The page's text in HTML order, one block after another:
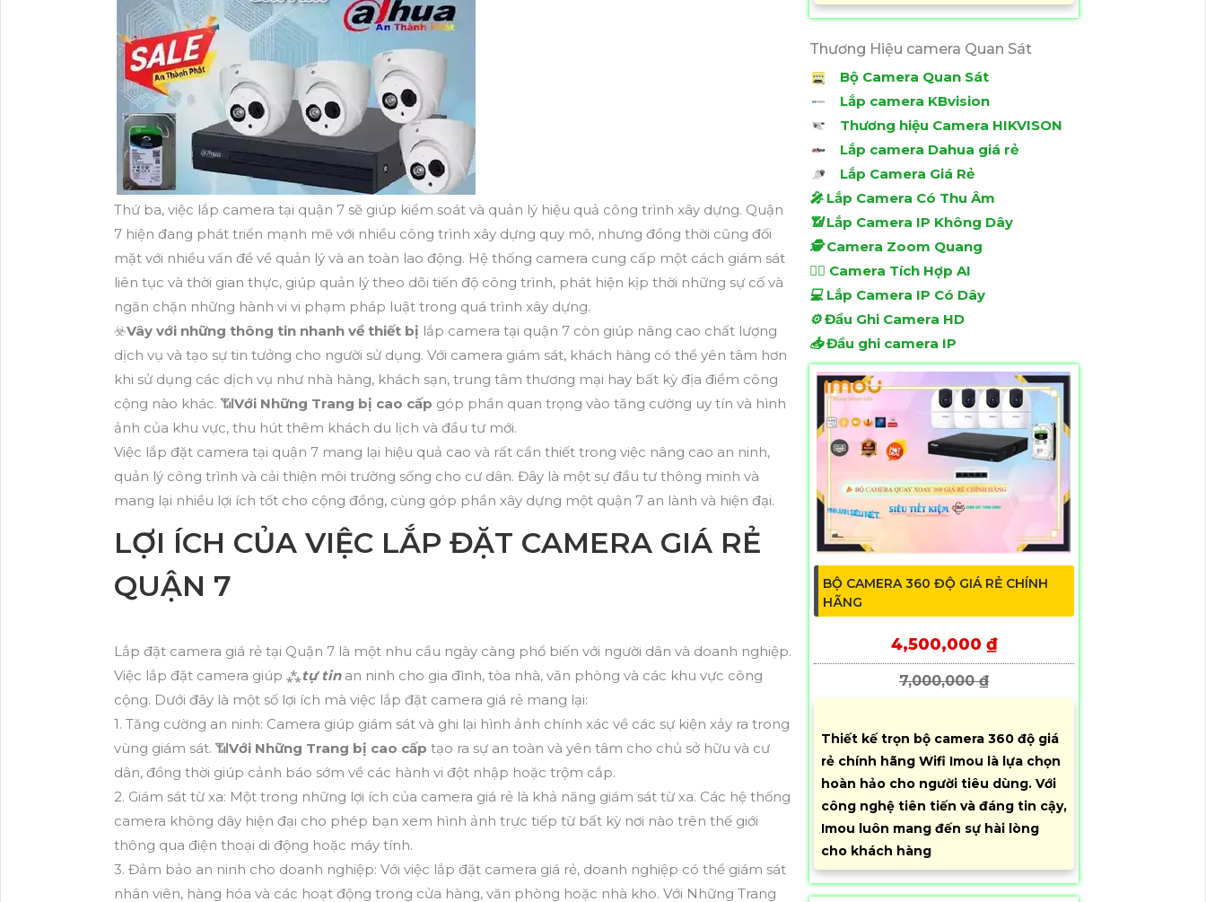
Thứ ba, việc lắp camera tại quận 7 sẽ giúp kiểm soát và quản lý hiệu quả công trình xây dựng. Quận
7 hiện đang phát triển mạnh mẽ với nhiều công trình xây dựng quy mô, nhưng đồng thời cũng đối
mặt với nhiều vấn đề về quản lý và an toàn lao động. Hệ thống camera cung cấp một cách giám sát
liên tục và thời gian thực, giúp quản lý theo dõi tiến độ công trình, phát hiện kịp thời những sự cố và
ngăn chặn những hành vi vi phạm pháp luật trong quá trình xây dựng.
☣️Vây với những thông tin nhanh về thiết bị lắp camera tại quận 7 còn giúp nâng cao chất lượng
dịch vụ và tạo sự tin tưởng cho người sử dụng. Với camera giám sát, khách hàng có thể yên tâm hơn
khi sử dụng các dịch vụ như nhà hàng, khách sạn, trung tâm thương mại hay bất kỳ địa điểm công
cộng nào khác. 📶Với Những Trang bị cao cấp góp phần quan trọng vào tăng cường uy tín và hình
ảnh của khu vực, thu hút thêm khách du lịch và đầu tư mới.
Việc lắp đặt camera tại quận 7 mang lại hiệu quả cao và rất cần thiết trong việc nâng cao an ninh,
quản lý công trình và cải thiện môi trường sống cho cư dân. Đây là một sự đầu tư thông minh và
mang lại nhiều lợi ích tốt cho cộng đồng, cùng góp phần xây dựng một quận 7 an lành và hiện đại.
LỢI ÍCH CỦA VIỆC LẮP ĐẶT CAMERA GIÁ RẺ
QUẬN 7
Lắp đặt camera giá rẻ tại Quận 7 là một nhu cầu ngày càng phổ biến với người dân và doanh nghiệp.
Việc lắp đặt camera giúp ⁂tự tinan ninh cho gia đình, tòa nhà, văn phòng và các khu vực công
cộng. Dưới đây là một số lợi ích mà việc lắp đặt camera giá rẻ mang lại:
1. Tăng cường an ninh: Camera giúp giám sát và ghi lại hình ảnh chính xác về các sự kiện xảy ra trong
vùng giám sát. 📶Với Những Trang bị cao cấp tạo ra sự an toàn và yên tâm cho chủ sở hữu và cư
dân, đồng thời giúp cảnh báo sớm về các hành vi đột nhập hoặc trộm cắp.
2. Giám sát từ xa: Một trong những lợi ích của camera giá rẻ là khả năng giám sát từ xa. Các hệ thống
camera không dây hiện đại cho phép bạn xem hình ảnh trực tiếp từ bất kỳ nơi nào trên thế giới
thông qua điện thoại di động hoặc máy tính.
3. Đảm bảo an ninh cho doanh nghiệp: Với việc lắp đặt camera giá rẻ, doanh nghiệp có thể giám sát
nhân viên, hàng hóa và các hoạt động trong cửa hàng, văn phòng hoặc nhà kho. Với Những Trang
Thương Hiệu camera Quan Sát
Bộ Camera Quan Sát
Lắp camera KBvision
Thương hiệu Camera HIKVISON
Lắp camera Dahua giá rẻ
Lắp Camera Giá Rẻ
️🎤️ Lắp Camera Có Thu Âm
📶Lắp Camera IP Không Dây
🕵️Camera Zoom Quang
🧛‍♀️ Camera Tích Hợp AI
💻Lắp Camera IP Có Dây
⚙️Đầu Ghi Camera HD
📥Đầu ghi camera IP
BỘ CAMERA 360 ĐỘ GIÁ RẺ CHÍNH
HÃNG
4,500,000 ₫
7,000,000 ₫
Thiết kế trọn bộ camera 360 độ giá
rẻ chính hãng Wifi Imou là lựa chọn
hoàn hảo cho người tiêu dùng. Với
công nghệ tiên tiến và đáng tin cậy,
Imou luôn mang đến sự hài lòng
cho khách hàng